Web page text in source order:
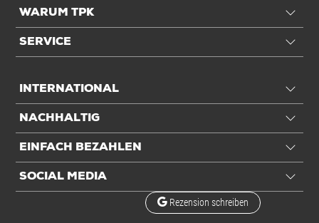
WARUM TPK
SERVICE
INTERNATIONAL
NACHHALTIG
EINFACH BEZAHLEN
SOCIAL MEDIA
Rezension schreiben